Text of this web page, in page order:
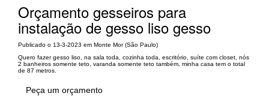
Orçamento gesseiros para
instalação de gesso liso gesso
Publicado o 13-3-2023 em Monte Mor (São Paulo)
Quero fazer gesso liso, na sala toda, cozinha toda, escritório, suíte com closet, nós
2 banheiros somente teto, varanda somente teto também, minha casa tem o total
de 87 metros.
Peça um orçamento